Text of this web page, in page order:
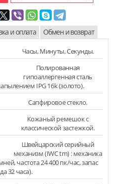
и оплата Обмен и возврат
Часы, Минуты, Секунды.
Полированная
гипоаллергенная сталь
IPG 16k (золото).
Сапфировое стекло.
Кожаный ремешок с
классической застежкой.
Швейцарский серийный
механизм (IWC tm) : механика
частота 24 400 пк/час, запас
32 часа).